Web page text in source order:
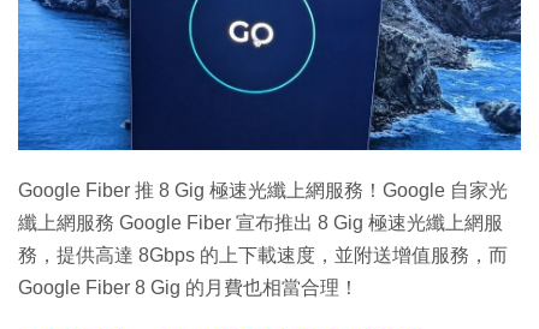
Google Fiber 推 8 Gig 極速光纖上網服務！Google 自家光
纖上網服務 Google Fiber 宣布推出 8 Gig 極速光纖上網服
務，提供高達 8Gbps 的上下載速度，並附送增值服務，而
Google Fiber 8 Gig 的月費也相當合理！